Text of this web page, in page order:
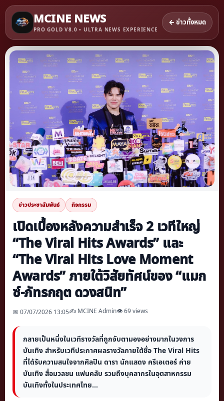
MCINE NEWS
PRO GOLD V8.0 • ULTRA NEWS EXPERIENCE
← ข่าวทั้งหมด
ข่าวประชาสัมพันธ์ กิจกรรม
เปิดเบื้องหลังความสำเร็จ 2 เวทีใหญ่
“The Viral Hits Awards” และ
“The Viral Hits Love Moment
Awards” ภายใต้วิสัยทัศน์ของ “แมก
ซ์-ภัทรกฤต ดวงสนิท”
📅 07/07/2026 13:05✍️ MCINE Admin👁 69 views
กลายเป็นหนึ่งในเวทีรางวัลที่ถูกจับตามองอย่างมากในวงการ
บันเทิง สำหรับเวทีประกาศผลรางวัลภายใต้ชื่อ The Viral Hits
ที่ได้รับความสนใจจากศิลปิน ดารา นักแสดง ครีเอเตอร์ ค่าย
บันเทิง สื่อมวลชน แฟนคลับ รวมถึงบุคลากรในอุตสาหกรรม
บันเทิงทั้งในประเทศไทย...